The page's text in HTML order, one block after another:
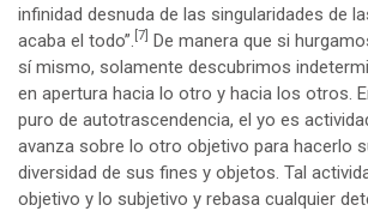
infinidad desnuda de las singularidades de
acaba el todo”. [7] De manera que si
sí mismo, solamente descubrimos
en apertura hacia lo otro y hacia los otros.
puro de autotrascendencia, el yo es
avanza sobre lo otro objetivo para hacerlo
diversidad de sus fines y objetos. Tal
objetivo y lo subjetivo y rebasa cualquier